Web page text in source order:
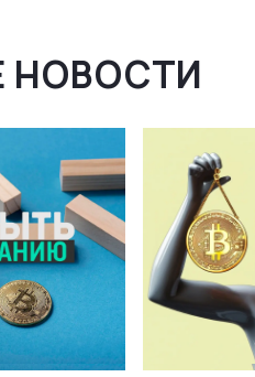
НОВОСТИ